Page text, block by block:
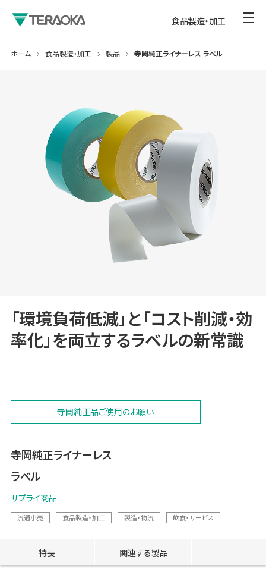
食品製造・加工
ホーム 食品製造・加工 製品 寺岡純正ライナーレス ラベル
「環境負荷低減」と「コスト削減・効
率化」を両立するラベルの新常識
寺岡純正品ご使用のお願い
寺岡純正ライナーレス
ラベル
サプライ商品
流通小売 食品製造・加工 製造・物流 飲食・サービス
特長 関連する製品